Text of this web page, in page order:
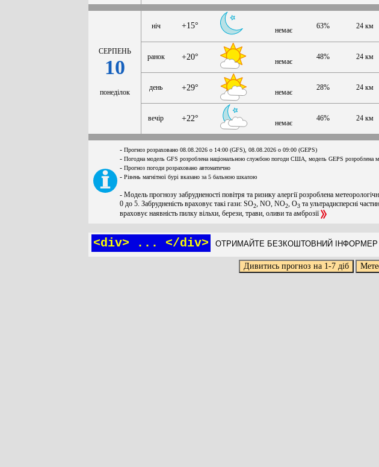
СЕРПЕНЬ
10
понеділок
ніч +15° немає 63% 24 км
ранок +20° немає
48% 24 км
день +29° немає
28% 24 км
вечір +22° немає
46% 24 км
- Прогноз розраховано 08.08.2026 о 14:00 (GFS), 08.08.2026 о 09:00 (GEPS)
- Погодна модель GFS розроблена національною службою погоди США, модель GEPS розроблена
- Прогноз погоди розраховано автоматично
- Рівень магнітної бурі вказано за 5 бальною шкалою
- Модель прогнозу забрудненості повітря та ризику алергії розроблена
0 до 5. Забрудненість враховує такі гази: SO2 , NO, NO2 , O3 та ультрадисперсні
враховує наявність пилку вільхи, берези, трави, оливи та амброзії
<div> ... </div> ОТРИМАЙТЕ БЕЗКОШТОВНИЙ